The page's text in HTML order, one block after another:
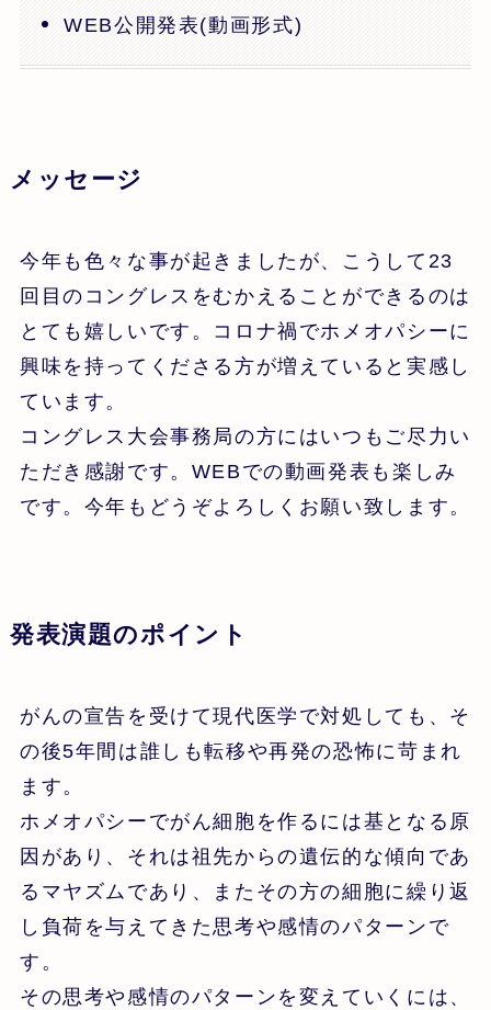
WEB公開発表(動画形式)
メッセージ
今年も色々な事が起きましたが、こうして23
回目のコングレスをむかえることができるのは
とても嬉しいです。コロナ禍でホメオパシーに
興味を持ってくださる方が増えていると実感し
ています。
コングレス大会事務局の方にはいつもご尽力い
ただき感謝です。WEBでの動画発表も楽しみ
です。今年もどうぞよろしくお願い致します。
発表演題のポイント
がんの宣告を受けて現代医学で対処しても、そ
の後5年間は誰しも転移や再発の恐怖に苛まれ
ます。
ホメオパシーでがん細胞を作るには基となる原
因があり、それは祖先からの遺伝的な傾向であ
るマヤズムであり、またその方の細胞に繰り返
し負荷を与えてきた思考や感情のパターンで
す。
その思考や感情のパターンを変えていくには、